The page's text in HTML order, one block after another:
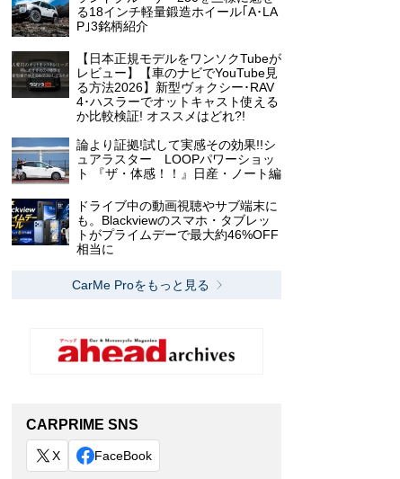
ベルト 3.38 kg
‎130 x 100 x
45 cm
PVC、メッ
バックルベ
ルト、ドア
フック
‎‎3.3 kg
る18インチ軽量鍛造ホイール｢A･LA
P｣3銘柄紹介
【日本正規モデルをワンソクTubeが
レビュー】【車のナビでYouTube見
る方法2026】新型ヴォクシー･RAV
4･ハスラーでオットキャスト使える
か比較検証! オススメはどれ?!
論より証拠!試して実感その効果!!シ
ュアラスター LOOPパワーショッ
ト 『ザ・体感！！』日産・ノート編
ドライブ中の動画視聴やサブ端末に
も。Blackviewのスマホ・タブレッ
トがプライムデーで最大約46%OFF
相当に
CarMe Proをもっと見る
CARPRIME SNS
X FaceBook